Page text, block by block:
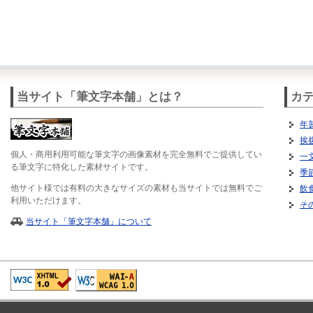
当サイト「筆文字本舗」とは？
個人・商用利用可能な筆文字の画像素材を完全無料でご提供してい
る筆文字に特化した素材サイトです。
他サイト様では有料の大きなサイズの素材も当サイトでは無料でご
利用いただけます。
当サイト「筆文字本舗」について
カ
年
挨
一
季
飲
そ